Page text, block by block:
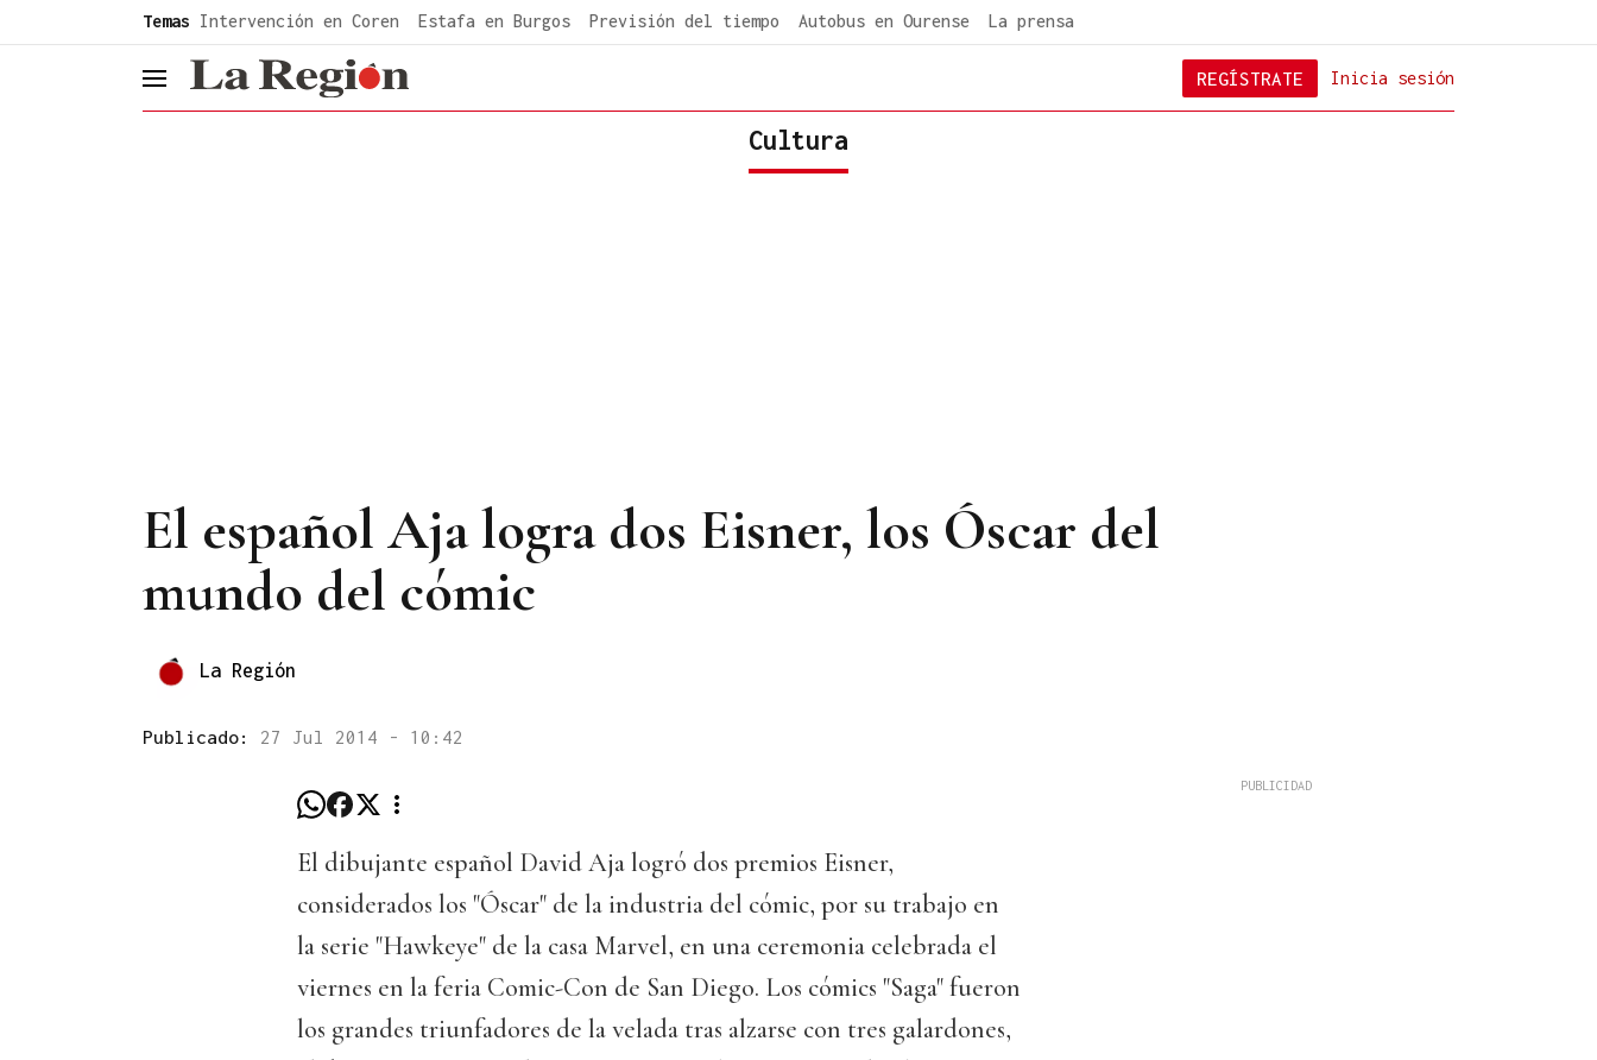
Temas Intervención en Coren Estafa en Burgos Previsión del tiempo Autobus en Ourense La prensa
header.menu.open Inicia sesión
REGÍSTRATE
Cultura
El español Aja logra dos Eisner, los Óscar del
mundo del cómic
La Región
Publicado: 27 Jul 2014 - 10:42
El dibujante español David Aja logró dos premios Eisner,
considerados los "Óscar" de la industria del cómic, por su trabajo en
la serie "Hawkeye" de la casa Marvel, en una ceremonia celebrada el
viernes en la feria Comic-Con de San Diego. Los cómics "Saga" fueron
los grandes triunfadores de la velada tras alzarse con tres galardones,